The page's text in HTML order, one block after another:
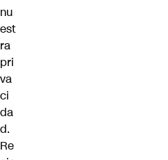
nu
est
ra
pri
va
ci
da
d.
Re